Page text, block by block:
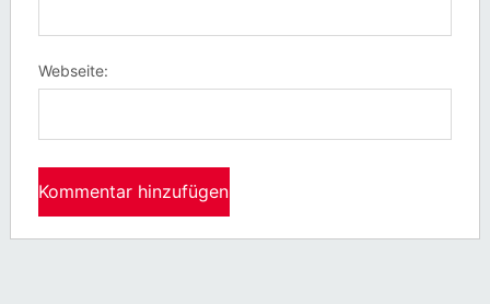
Webseite: